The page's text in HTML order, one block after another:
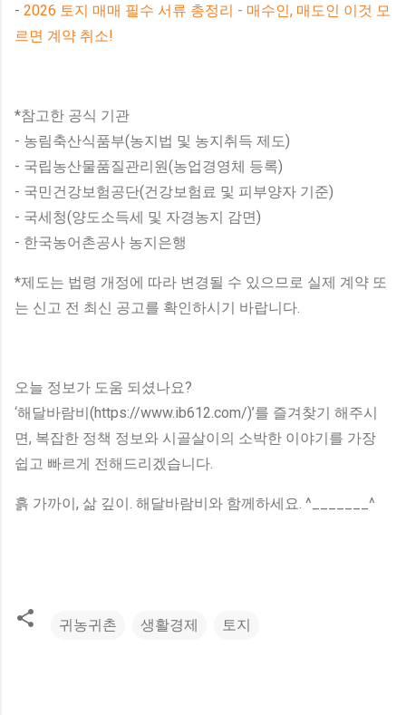
- 2026 토지 매매 필수 서류 총정리 - 매수인, 매도인 이것 모
르면 계약 취소!
*참고한 공식 기관
- 농림축산식품부(농지법 및 농지취득 제도)
- 국립농산물품질관리원(농업경영체 등록)
- 국민건강보험공단(건강보험료 및 피부양자 기준)
- 국세청(양도소득세 및 자경농지 감면)
- 한국농어촌공사 농지은행
*제도는 법령 개정에 따라 변경될 수 있으므로 실제 계약 또
는 신고 전 최신 공고를 확인하시기 바랍니다.
오늘 정보가 도움 되셨나요?
‘해달바람비(https://www.ib612.com/)’를 즐겨찾기 해주시
면, 복잡한 정책 정보와 시골살이의 소박한 이야기를 가장
쉽고 빠르게 전해드리겠습니다.
흙 가까이, 삶 깊이. 해달바람비와 함께하세요. ^_______^
귀농귀촌 생활경제 토지